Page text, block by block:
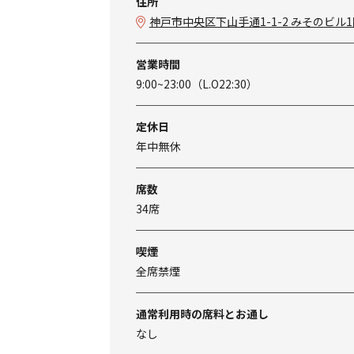
神戸市中央区下山手通1-1-2 みそのビル
営業時間
9:00~23:00（L.O22:30）
定休日
年中無休
席数
34席
喫煙
全席禁煙
通常利用時の席料とお通し
なし